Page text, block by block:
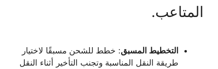
المتاعب.
التخطيط المسبق: خطط للشحن مسبقًا لاختيار
طريقة النقل المناسبة وتجنب التأخير أثناء النقل